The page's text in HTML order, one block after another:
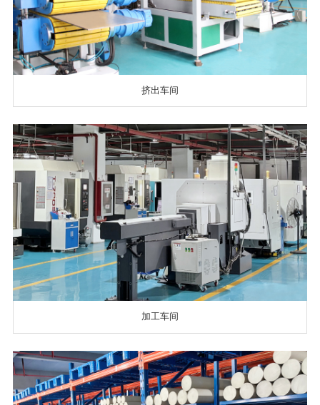
挤出车间
加工车间